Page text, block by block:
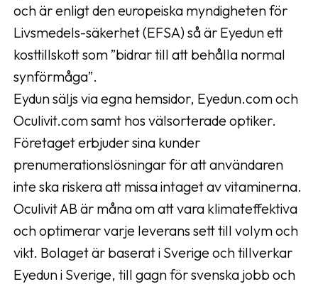
och är enligt den europeiska myndigheten för
Livsmedels-säkerhet (EFSA) så är Eyedun ett
kosttillskott som ”bidrar till att behålla normal
synförmåga”.
Eydun säljs via egna hemsidor, Eyedun.com och
Oculivit.com samt hos välsorterade optiker.
Företaget erbjuder sina kunder
prenumerationslösningar för att användaren
inte ska riskera att missa intaget av vitaminerna.
Oculivit AB är måna om att vara klimateffektiva
och optimerar varje leverans sett till volym och
vikt. Bolaget är baserat i Sverige och tillverkar
Eyedun i Sverige, till gagn för svenska jobb och